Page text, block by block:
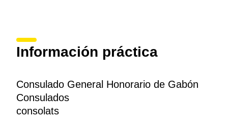
Información práctica
Consulado General Honorario de Gabón
Consulados
consolats